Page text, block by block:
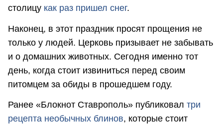
столицу как раз пришел снег.
Наконец, в этот праздник просят прощения не
только у людей. Церковь призывает не забывать
и о домашних животных. Сегодня именно тот
день, когда стоит извиниться перед своим
питомцем за обиды в прошедшем году.
Ранее «Блокнот Ставрополь» публиковал три
рецепта необычных блинов, которые стоит